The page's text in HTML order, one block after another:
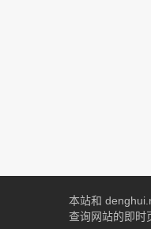
本站和
查询网站的即时